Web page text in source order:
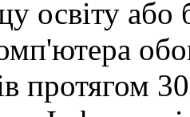
освіту або
протягом